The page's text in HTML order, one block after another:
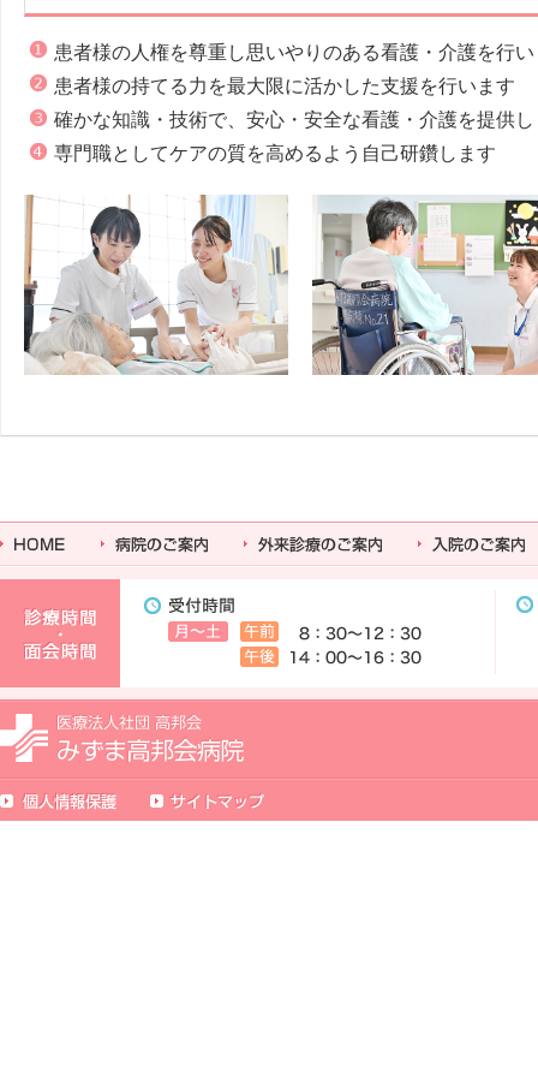
患者様の人権を尊重し思いやりのある看護・介護を行
患者様の持てる力を最大限に活かした支援を行います
確かな知識・技術で、安心・安全な看護・介護を提供
専門職としてケアの質を高めるよう自己研鑽します